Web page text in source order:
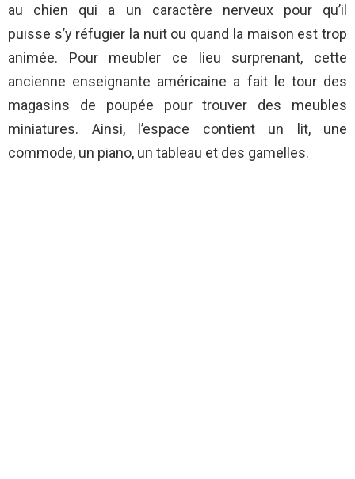
au chien qui a un caractère nerveux pour qu’il
puisse s’y réfugier la nuit ou quand la maison est trop
animée. Pour meubler ce lieu surprenant, cette
ancienne enseignante américaine a fait le tour des
magasins de poupée pour trouver des meubles
miniatures. Ainsi, l’espace contient un lit, une
commode, un piano, un tableau et des gamelles.